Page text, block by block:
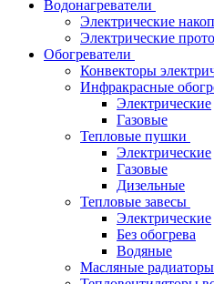
Водонагреватели
Электрические
Электрические
Обогреватели
Конвекторы
Инфракрасные
Электрические
Газовые
Тепловые пушки
Электрические
Газовые
Дизельные
Тепловые завесы
Электрические
Без обогрева
Водяные
Масляные радиаторы